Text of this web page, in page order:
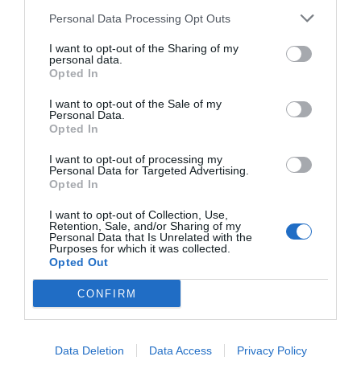
Personal Data Processing Opt Outs
I want to opt-out of the Sharing of my
personal data.
Opted In
I want to opt-out of the Sale of my
Personal Data.
Opted In
I want to opt-out of processing my
Personal Data for Targeted Advertising.
Opted In
I want to opt-out of Collection, Use,
Retention, Sale, and/or Sharing of my
Personal Data that Is Unrelated with the
Purposes for which it was collected.
Opted Out
CONFIRM
Data Deletion Data Access Privacy Policy
Nokia, Ericsson... Huawei: lo que importan
son las patentes
Eulogio López
Isabel Pantoja pierde dos pleitos
con Hacienda por 700.000
Eulogio López